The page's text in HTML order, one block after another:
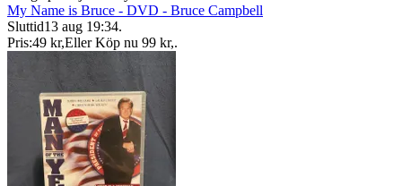
My Name is Bruce - DVD - Bruce Campbell
Sluttid13 aug 19:34.
Pris:49 kr,Eller Köp nu 99 kr,.